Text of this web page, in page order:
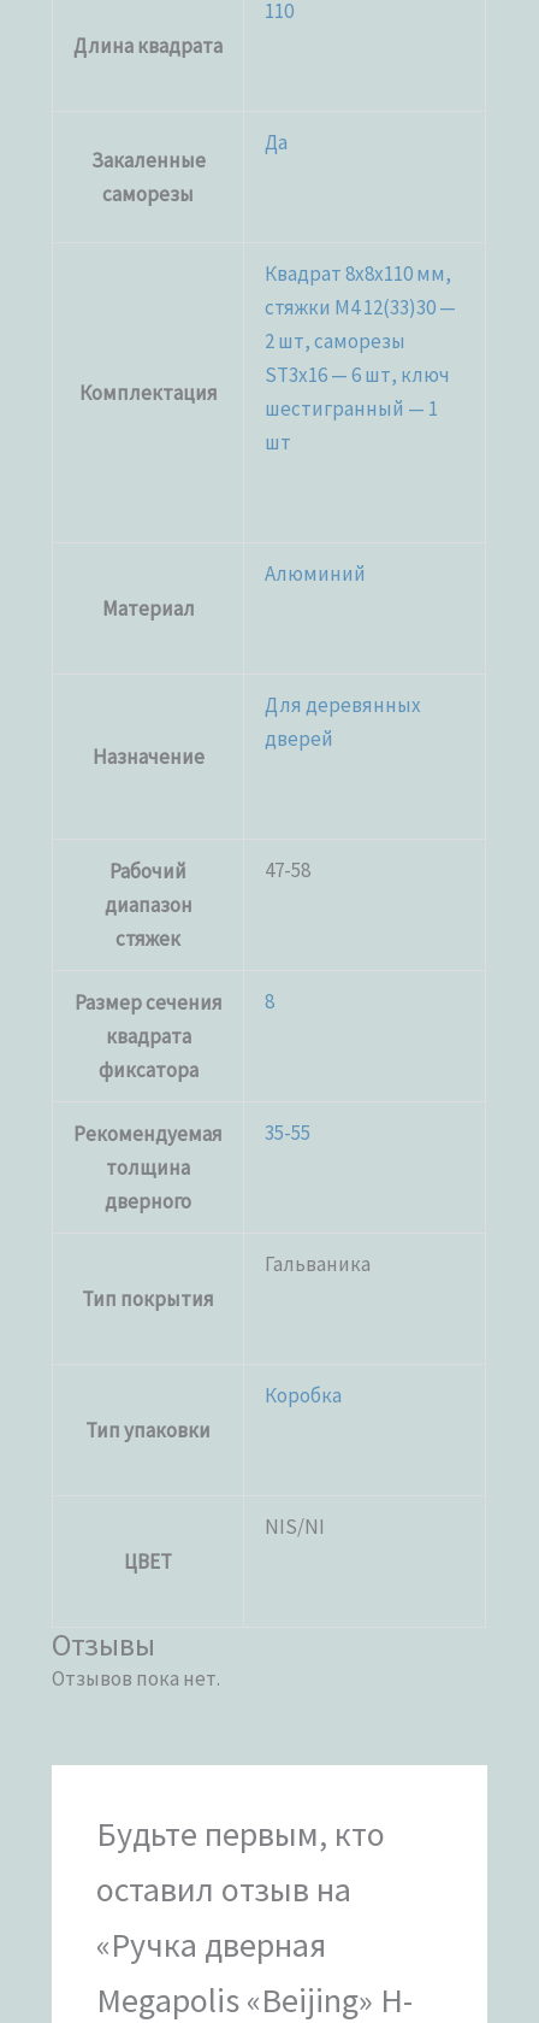
Длина квадрата
110
Закаленные
саморезы
Да
Комплектация
Квадрат 8х8х110 мм,
стяжки М4 12(33)30 —
2 шт, саморезы
ST3x16 — 6 шт, ключ
шестигранный — 1
шт
Материал
Алюминий
Назначение
Для деревянных
дверей
Рабочий
диапазон
стяжек
47-58
Размер сечения
квадрата
фиксатора
8
Рекомендуемая
толщина
дверного
35-55
Тип покрытия
Гальваника
Тип упаковки
Коробка
ЦВЕТ
NIS/NI
Отзывы
Отзывов пока нет.
Будьте первым, кто
оставил отзыв на
«Ручка дверная
Megapolis «Beijing» H-